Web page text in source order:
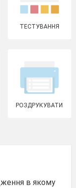
ТЕСТУВАННЯ
РОЗДРУКУВАТИ
в якому